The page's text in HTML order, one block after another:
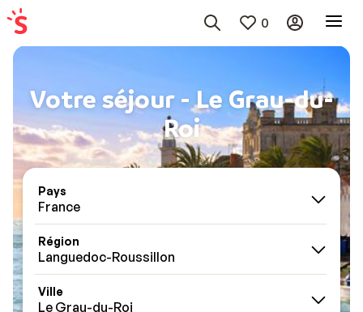
0
Votre séjour - Le Grau-du-
Roi
Pays
France
Région
Languedoc-Roussillon
Ville
Le Grau-du-Roi